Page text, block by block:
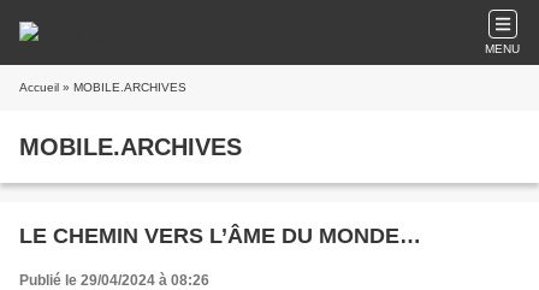
MENU
Accueil » MOBILE.ARCHIVES
MOBILE.ARCHIVES
LE CHEMIN VERS L’ÂME DU MONDE…
Publié le 29/04/2024 à 08:26